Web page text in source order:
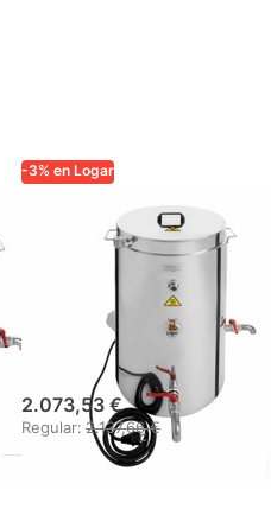
-3% en Logar
Esterilizador de
cera Logar 75 l,
triple pared con
aislamiento, 3
2.073,53 €
Regular: 2.137,66 €